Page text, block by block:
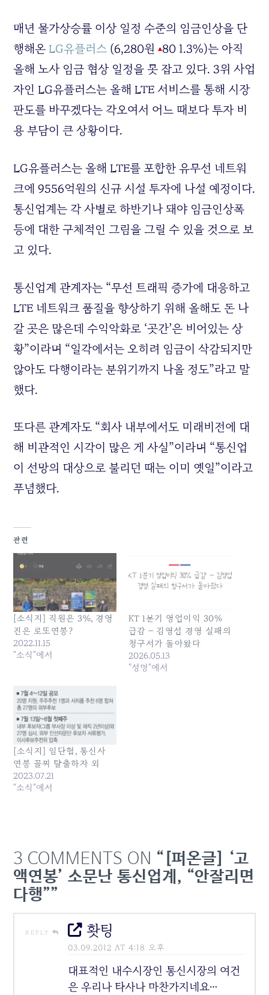
매년 물가상승률 이상 일정 수준의 임금인상을 단
행해온 LG유플러스 (6,280원 80 1.3%)는 아직
올해 노사 임금 협상 일정을 못 잡고 있다. 3위 사업
자인 LG유플러스는 올해 LTE 서비스를 통해 시장
판도를 바꾸겠다는 각오여서 어느 때보다 투자 비
용 부담이 큰 상황이다.
LG유플러스는 올해 LTE를 포함한 유무선 네트워
크에 9556억원의 신규 시설 투자에 나설 예정이다.
통신업계는 각 사별로 하반기나 돼야 임금인상폭
등에 대한 구체적인 그림을 그릴 수 있을 것으로 보
고 있다.
통신업계 관계자는 “무선 트래픽 증가에 대응하고
LTE 네트워크 품질을 향상하기 위해 올해도 돈 나
갈 곳은 많은데 수익악화로 ‘곳간’은 비어있는 상
황”이라며 “일각에서는 오히려 임금이 삭감되지만
않아도 다행이라는 분위기까지 나올 정도”라고 말
했다.
또다른 관계자도 “회사 내부에서도 미래비전에 대
해 비관적인 시각이 많은 게 사실”이라며 “통신업
이 선망의 대상으로 불리던 때는 이미 옛일”이라고
푸념했다.
관련
[소식지] 직원은 3%, 경영
진은 로또연봉?
2022.11.15
"소식"에서
KT 1분기 영업이익 30%
급감 – 김영섭 경영 실패의
청구서가 돌아왔다
2026.05.13
"성명"에서
[소식지] 임단협, 통신사
연봉 꼴찌 탈출하자 외
2023.07.21
"소식"에서
3 COMMENTS ON “[퍼온글] ‘고
액연봉’ 소문난 통신업계, “안잘리면
다행””
REPLY 홧팅
03.09.2012 AT 4:18 오후
대표적인 내수시장인 통신시장의 여건
은 우리나 타사나 마찬가지네요…